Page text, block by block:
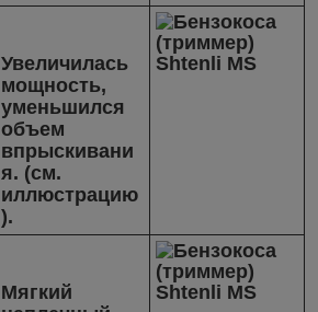
Увеличилась
мощность,
уменьшился
объем
впрыскивани
я. (см.
иллюстрацию
).
Мягкий